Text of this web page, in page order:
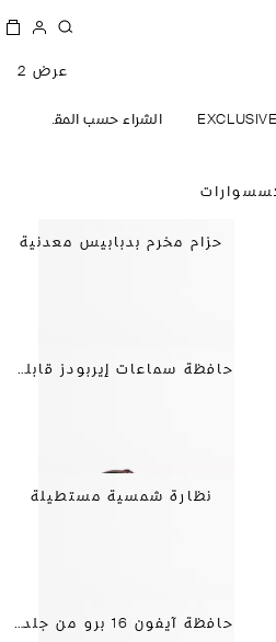
عرض 2
الشراء حسب المقاس
حزام مخرم بدبابيس معدنية
حافظة سماعات إيربودز قابلة للطي من جلد النابا
نظارة شمسية مستطيلة
حافظة آيفون 16 برو من جلد النابا